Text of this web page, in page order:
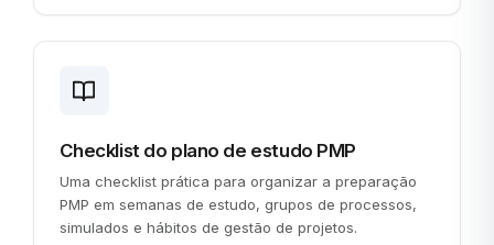
Checklist do plano de estudo PMP
Uma checklist prática para organizar a preparação
PMP em semanas de estudo, grupos de processos,
simulados e hábitos de gestão de projetos.